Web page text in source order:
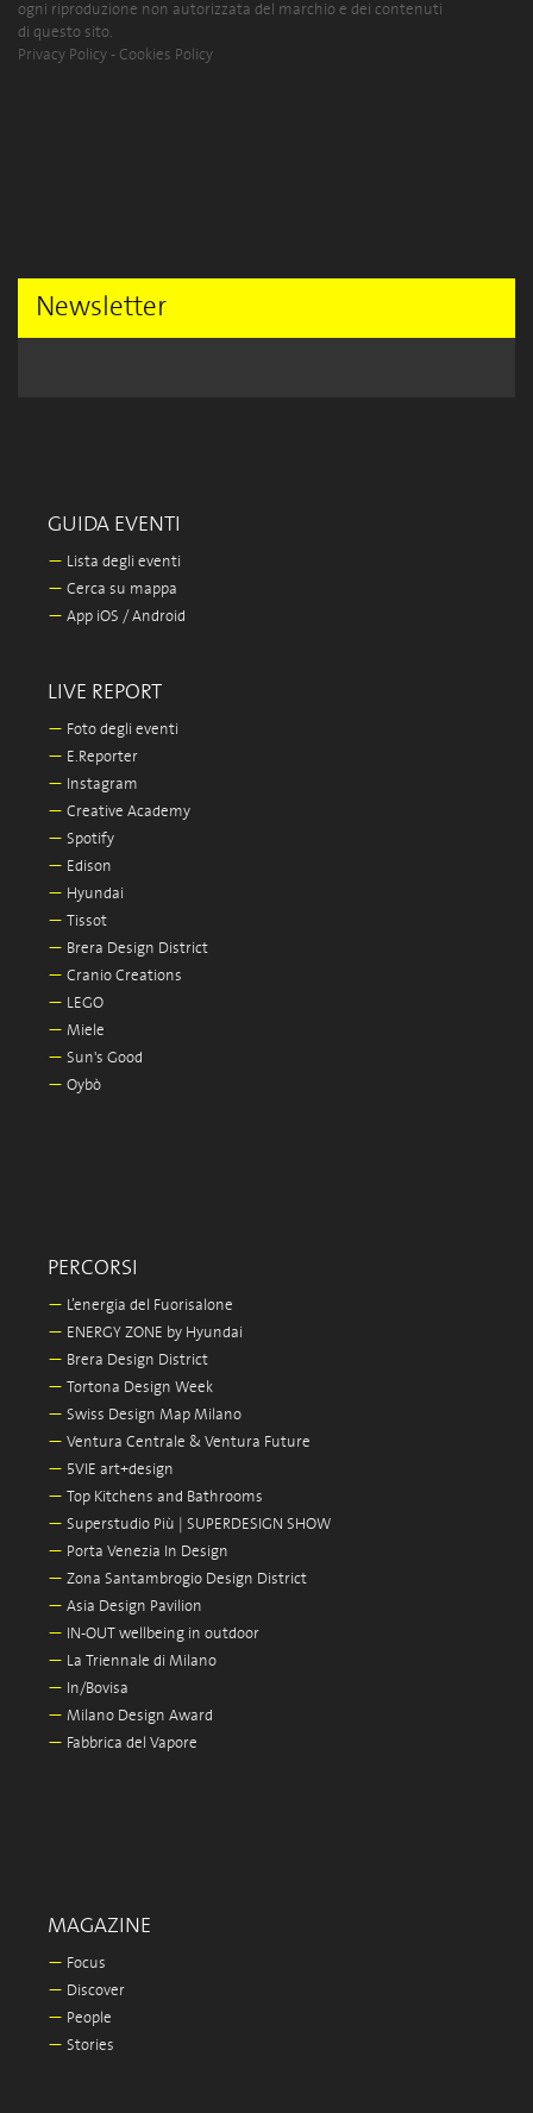
ogni riproduzione non autorizzata del marchio e dei contenuti
di questo sito.
Privacy Policy - Cookies Policy
Newsletter
GUIDA EVENTI
— Lista degli eventi
— Cerca su mappa
— App iOS / Android
LIVE REPORT
— Foto degli eventi
— E.Reporter
— Instagram
— Creative Academy
— Spotify
— Edison
— Hyundai
— Tissot
— Brera Design District
— Cranio Creations
— LEGO
— Miele
— Sun's Good
— Oybò
PERCORSI
— L’energia del Fuorisalone
— ENERGY ZONE by Hyundai
— Brera Design District
— Tortona Design Week
— Swiss Design Map Milano
— Ventura Centrale & Ventura Future
— 5VIE art+design
— Top Kitchens and Bathrooms
— Superstudio Più | SUPERDESIGN SHOW
— Porta Venezia In Design
— Zona Santambrogio Design District
— Asia Design Pavilion
— IN-OUT wellbeing in outdoor
— La Triennale di Milano
— In/Bovisa
— Milano Design Award
— Fabbrica del Vapore
MAGAZINE
— Focus
— Discover
— People
— Stories